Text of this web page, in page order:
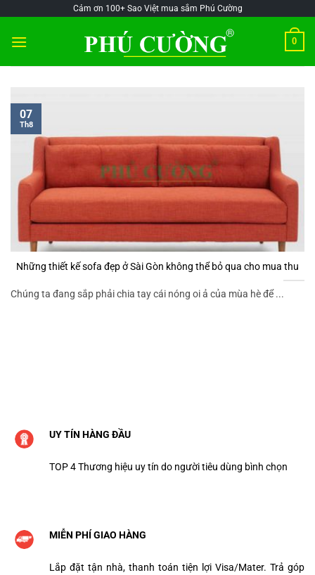
content
Cảm ơn 100+ Sao Việt mua sắm Phú Cường
0
Những thiết kế sofa đẹp ở Sài Gòn không thể bỏ qua cho mua thu
Chúng ta đang sắp phải chia tay cái nóng oi ả của mùa hè để ...
07
Th8
UY TÍN HÀNG ĐẦU
TOP 4 Thương hiệu uy tín do người tiêu dùng bình chọn
MIỄN PHÍ GIAO HÀNG
Lắp đặt tận nhà, thanh toán tiện lợi Visa/Mater. Trả góp
mỪng1
mỪng1